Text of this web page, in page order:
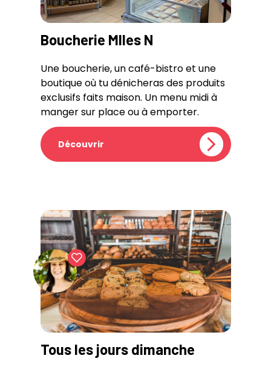
Boucherie Mlles N
Une boucherie, un café-bistro et une
boutique où tu dénicheras des produits
exclusifs faits maison. Un menu midi à
manger sur place ou à emporter.
Découvrir
Tous les jours dimanche